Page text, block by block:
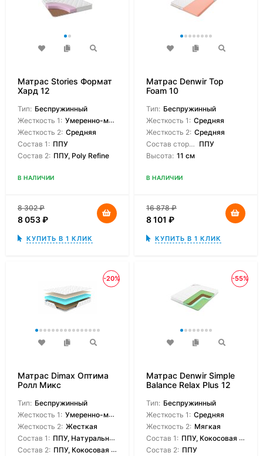
Матрас Stories Формат
Хард 12
Тип: Беспружинный
Жесткость 1: Умеренно-мягкая
Жесткость 2: Средняя
Состав 1: ППУ
Состав 2: ППУ, Poly Refine
В НАЛИЧИИ
8 302₽
8 053₽
КУПИТЬ В 1 КЛИК
Матрас Denwir Top
Foam 10
Тип: Беспружинный
Жесткость 1: Средняя
Жесткость 2: Средняя
Состав сторон: ППУ
Высота: 11 см
В НАЛИЧИИ
16 878₽
8 101 ₽
КУПИТЬ В 1 КЛИК
-20%
Матрас Dimax Оптима
Ролл Микс
Тип: Беспружинный
Жесткость 1: Умеренно-мягкая
Жесткость 2: Жесткая
Состав 1: ППУ, Натуральный латекс
Состав 2: ППУ, Кокосовая койра
-55%
Матрас Denwir Simple
Balance Relax Plus 12
Тип: Беспружинный
Жесткость 1: Средняя
Жесткость 2: Мягкая
Состав 1: ППУ, Кокосовая койра
Состав 2: ППУ